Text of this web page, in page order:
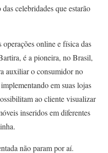
celebridades que estarão
operações online e física das
é a pioneira, no Brasil,
auxiliar o consumidor no
em suas lojas
ao cliente visualizar
inseridos em diferentes
não param por aí.